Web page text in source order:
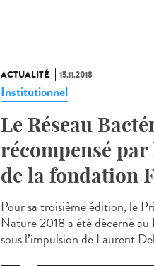
ACTUALITÉ 15.11.2018
Institutionnel
Le Réseau
récompensé
de la fondation
Pour sa troisième édition, le
Nature 2018 a été décerné au
sous l’impulsion de Laurent